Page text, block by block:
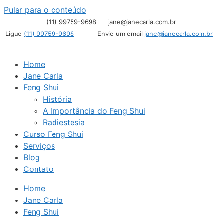
Pular para o conteúdo
(11) 99759-9698
jane@janecarla.com.br
Ligue (11) 99759-9698 Envie um email jane@janecarla.com.br
Home
Jane Carla
Feng Shui
História
A Importância do Feng Shui
Radiestesia
Curso Feng Shui
Serviços
Blog
Contato
Home
Jane Carla
Feng Shui